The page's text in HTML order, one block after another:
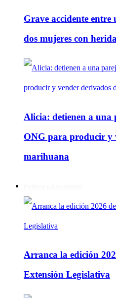
Grave accidente
dos mujeres con
Alicia: detienen a
ONG para producir y
marihuana
Arranca la edición
Extensión Legislativa